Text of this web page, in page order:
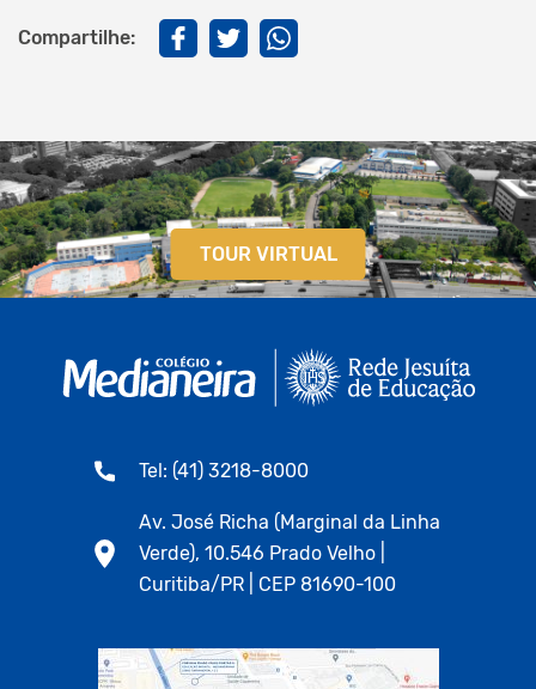
Compartilhe:
TOUR VIRTUAL
Tel: (41) 3218-8000
Av. José Richa (Marginal da Linha
Verde), 10.546 Prado Velho |
Curitiba/PR | CEP 81690-100